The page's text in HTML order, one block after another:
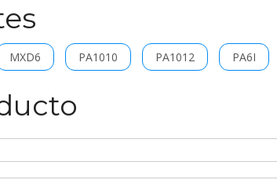
MXD6 PA1010 PA1012 PA6I